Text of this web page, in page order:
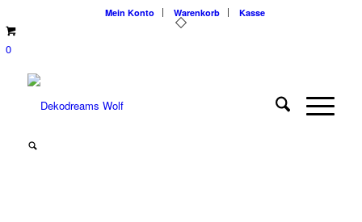
Mein Konto Warenkorb Kasse
0